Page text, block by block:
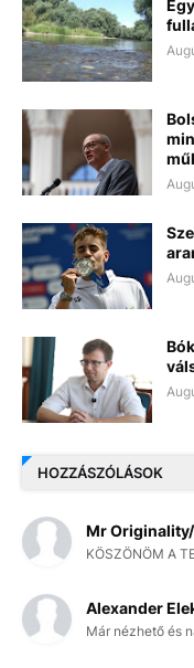
HOZZÁSZÓLÁSOK
Mr
KÖSZÖNÖM A
Alexander
Már nézhető és